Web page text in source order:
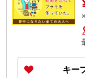
キー